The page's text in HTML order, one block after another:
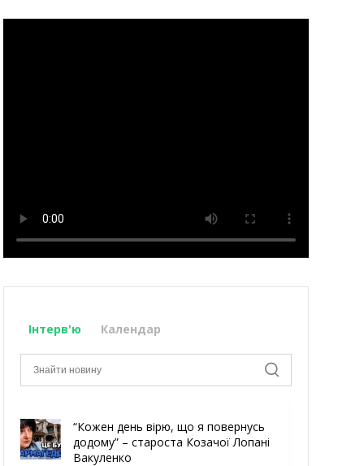
Інтерв'ю Календар
“Кожен день вірю, що я повернусь
додому” – староста Козачої Лопані
Вакуленко